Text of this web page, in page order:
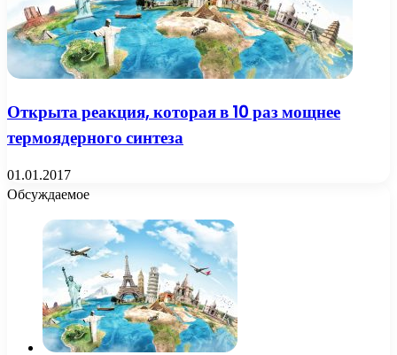
Открыта реакция, которая в 10 раз мощнее
термоядерного синтеза
01.01.2017
Обсуждаемое